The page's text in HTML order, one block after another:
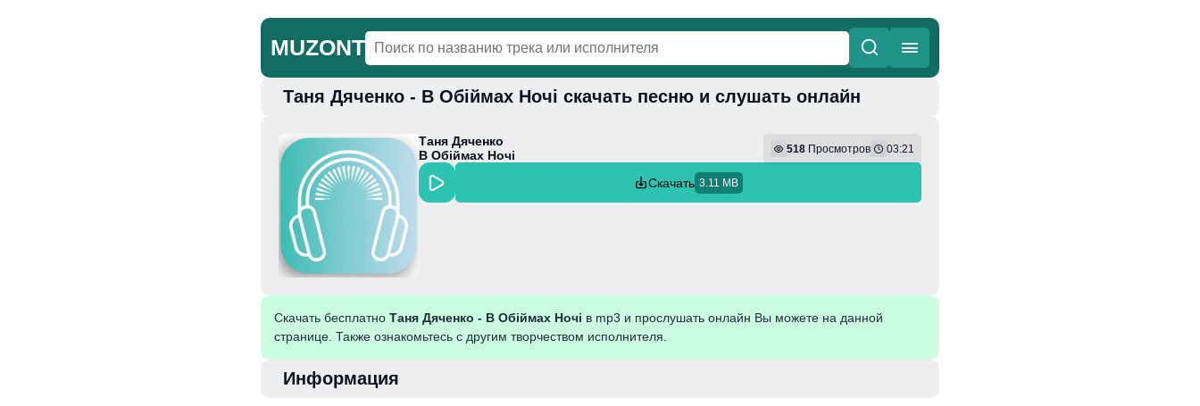
MUZONT
Таня Дяченко - В Обіймах Ночі скачать песню и слушать онлайн
Таня Дяченко
В Обіймах Ночі
518 Просмотров 03:21
Скачать 3.11 MB
Скачать бесплатно Таня Дяченко - В Обіймах Ночі в mp3 и прослушать онлайн Вы можете на данной
странице. Также ознакомьтесь с другим творчеством исполнителя.
Информация